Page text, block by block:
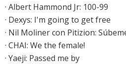
· Albert Hammond Jr: 100-99
· Dexys: I'm going to get free
· Nil Moliner con Pitizion:
· CHAI: We the female!
· Yaeji: Passed me by